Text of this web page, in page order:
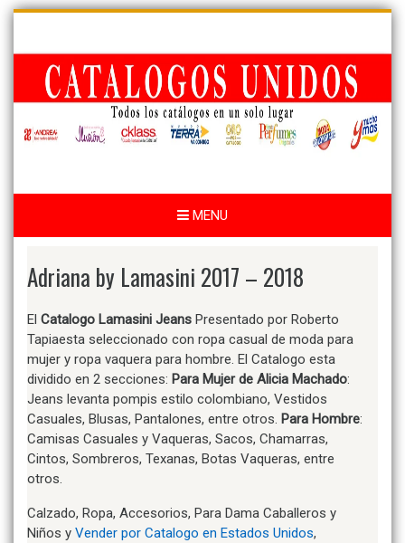
Skip
content
MENU
Adriana by Lamasini 2017 – 2018
El Catalogo Lamasini Jeans Presentado por Roberto
Tapiaesta seleccionado con ropa casual de moda para
mujer y ropa vaquera para hombre. El Catalogo esta
dividido en 2 secciones: Para Mujer de Alicia Machado:
Jeans levanta pompis estilo colombiano, Vestidos
Casuales, Blusas, Pantalones, entre otros. Para Hombre:
Camisas Casuales y Vaqueras, Sacos, Chamarras,
Cintos, Sombreros, Texanas, Botas Vaqueras, entre
otros.
Calzado, Ropa, Accesorios, Para Dama Caballeros y
Niños y Vender por Catalogo en Estados Unidos,